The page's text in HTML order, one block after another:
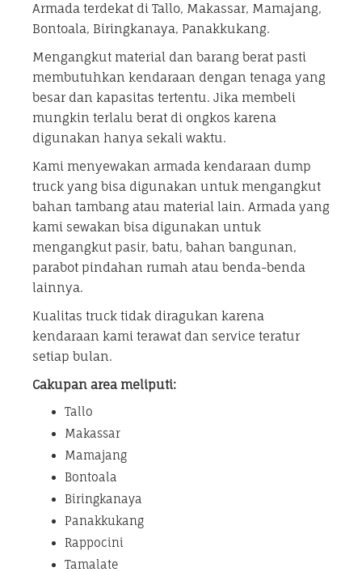
Armada terdekat di Tallo, Makassar, Mamajang,
Bontoala, Biringkanaya, Panakkukang.
Mengangkut material dan barang berat pasti
membutuhkan kendaraan dengan tenaga yang
besar dan kapasitas tertentu. Jika membeli
mungkin terlalu berat di ongkos karena
digunakan hanya sekali waktu.
Kami menyewakan armada kendaraan dump
truck yang bisa digunakan untuk mengangkut
bahan tambang atau material lain. Armada yang
kami sewakan bisa digunakan untuk
mengangkut pasir, batu, bahan bangunan,
parabot pindahan rumah atau benda-benda
lainnya.
Kualitas truck tidak diragukan karena
kendaraan kami terawat dan service teratur
setiap bulan.
Cakupan area meliputi:
Tallo
Makassar
Mamajang
Bontoala
Biringkanaya
Panakkukang
Rappocini
Tamalate